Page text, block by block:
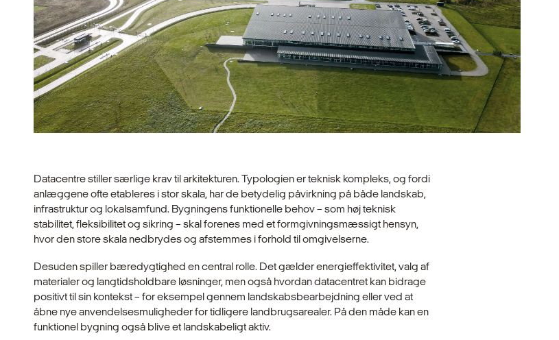
Datacentre stiller særlige krav til arkitekturen. Typologien er teknisk kompleks, og fordi
anlæggene ofte etableres i stor skala, har de betydelig påvirkning på både landskab,
infrastruktur og lokalsamfund. Bygningens funktionelle behov – som høj teknisk
stabilitet, fleksibilitet og sikring – skal forenes med et formgivningsmæssigt hensyn,
hvor den store skala nedbrydes og afstemmes i forhold til omgivelserne.
Desuden spiller bæredygtighed en central rolle. Det gælder energieffektivitet, valg af
materialer og langtidsholdbare løsninger, men også hvordan datacentret kan bidrage
positivt til sin kontekst – for eksempel gennem landskabsbearbejdning eller ved at
åbne nye anvendelsesmuligheder for tidligere landbrugsarealer. På den måde kan en
funktionel bygning også blive et landskabeligt aktiv.